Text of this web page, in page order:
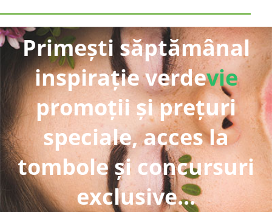
Primești săptămânal
inspirație verdevie
promoții și prețuri
speciale, acces la
tombole și concursuri
exclusive...